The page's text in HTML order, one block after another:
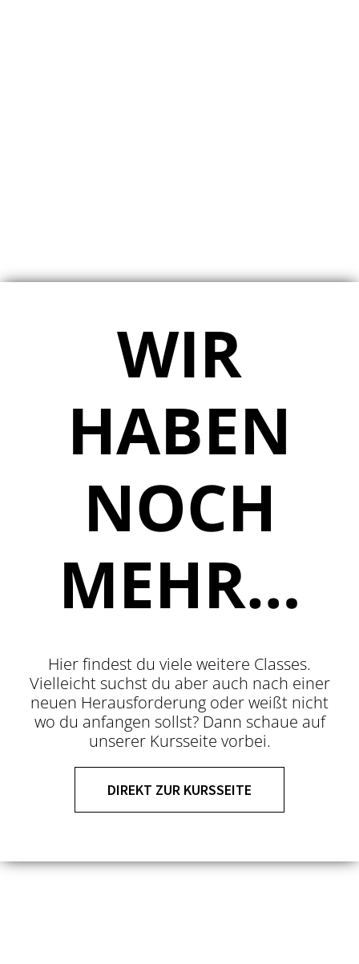
WIR
HABEN
NOCH
MEHR…
Hier findest du viele weitere Classes.
Vielleicht suchst du aber auch nach einer
neuen Herausforderung oder weißt nicht
wo du anfangen sollst? Dann schaue auf
unserer Kursseite vorbei.
DIREKT ZUR KURSSEITE